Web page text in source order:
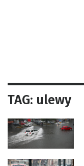
TAG: ulewy